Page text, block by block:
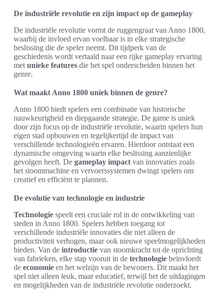
De industriële revolutie en zijn impact op de gameplay
De industriële revolutie vormt de ruggengraat van Anno 1800,
waarbij de invloed ervan voelbaar is in elke strategische
beslissing die de speler neemt. Dit tijdperk van de
geschiedenis wordt vertaald naar een rijke gameplay ervaring
met unieke features die het spel onderscheiden binnen het
genre.
Wat maakt Anno 1800 uniek binnen de genre?
Anno 1800 biedt spelers een combinatie van historische
nauwkeurigheid en diepgaande strategie. De game is uniek
door zijn focus op de industriële revolutie, waarin spelers hun
eigen stad opbouwen en tegelijkertijd de impact van
verschillende technologieën ervaren. Hierdoor ontstaat een
dynamische omgeving waarin elke beslissing aanzienlijke
gevolgen heeft. De gameplay impact van innovaties zoals
het stoommachine en vervoerssystemen dwingt spelers om
creatief en efficiënt te plannen.
De evolutie van technologie en industrie
Technologie speelt een cruciale rol in de ontwikkeling van
steden in Anno 1800. Spelers hebben toegang tot
verschillende industriële innovaties die niet alleen de
productiviteit verhogen, maar ook nieuwe speelmogelijkheden
bieden. Van de introductie van stoomkracht tot de oprichting
van fabrieken, elke stap vooruit in de technologie beïnvloedt
de economie en het welzijn van de bewoners. Dit maakt het
spel niet alleen leuk, maar educatief, terwijl het de uitdagingen
en mogelijkheden van de industriële revolutie onderzoekt.